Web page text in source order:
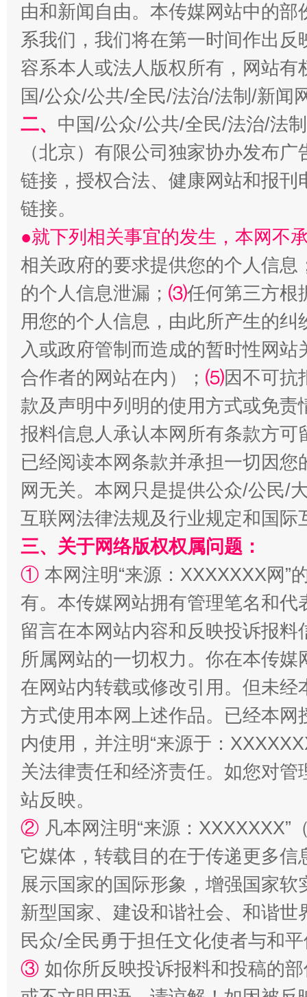
习近平的博鳌关键词
魏明亮
“刷贴”乱象丛生
生
揭批美国五大"原罪" "炒
解纷+调解+退费，一次搞定
站台名比不上好声名
漫山遍野的桃花与雪山、麦地、白藏房 除
由和新闻自由。本传媒网站中的
系我们，我们将在第一时间作出
容系本人或法人版权所有，网站
国/公众/公共/全民/法治/法制/新闻
二、 中国/公众/公共/全民/法治/法
（北京）有限公司独家协办发布
链接，授权合法、健康网站和报
链接。
●就下列相关事宜的发生，本网不
相关政府的要求提供您的个人信息
的个人信息泄漏； ⑶任何第三方根
用您的个人信息，由此所产生的纠
入或政府管制而造成的暂时性网
合作者的网站在内）； ⑸因不可抗
款及声明中列明的使用方式或免责
报料信息人承认本网所有条款方
已经阅读本网条款并承担一切因
网无关。本网只是提供公众/公民/
互联网法律法规及行业规定和国
三、关于网络版权权属问题：
① 本网注明“来源：XXXXXXX网”
有。本传媒网站拥有管理笔名和
留言在本网站内容和反映投诉报
所属网站的一切权力。你在本传
在网站内转载或修改引用。但未
方式使用本网上述作品。已经本
内使用，并注明“来源于：
关法律责任和经济责任。如您对
站反映。
② 凡本网注明“来源：
它媒体，转载目的在于传递更多
展示国家的国际形象，增强国家
新型国家、建设和谐社会、和谐
民众/全民勇于担任文化使者与和
③ 如你所反映投诉报料和投稿的